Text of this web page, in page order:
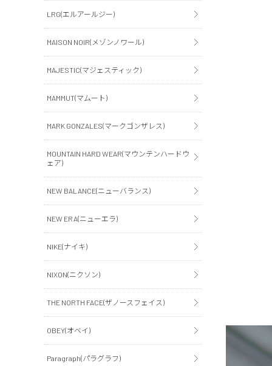
LRG(エルアールジー)
MAISON NOIR(メゾンノワール)
MAJESTIC(マジェスティック)
MAMMUT(マムート)
MARK GONZALES(マークゴンザレス)
MOUNTAIN HARD WEAR(マウンテンハードウ
ェア)
NEW BALANCE(ニューバランス)
NEW ERA(ニューエラ)
NIKE(ナイキ)
NIXON(ニクソン)
THE NORTH FACE(ザノースフェイス)
OBEY(オベイ)
Paragraph(パラグラフ)